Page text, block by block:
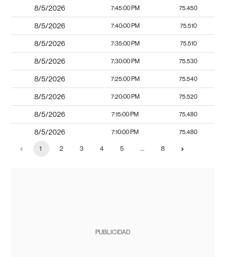
8/5/2026 7:45:00 PM 75.450
8/5/2026 7:40:00 PM 75.510
8/5/2026 7:35:00 PM 75.510
8/5/2026 7:30:00 PM 75.530
8/5/2026 7:25:00 PM 75.540
8/5/2026 7:20:00 PM 75.520
8/5/2026 7:15:00 PM 75.480
8/5/2026 7:10:00 PM 75.480
1 2 3 4 5 … 8
PUBLICIDAD